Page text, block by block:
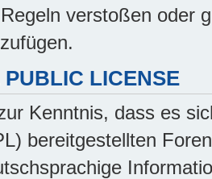
verstoßen oder
LICENSE
Kenntnis, dass es
bereitgestellten